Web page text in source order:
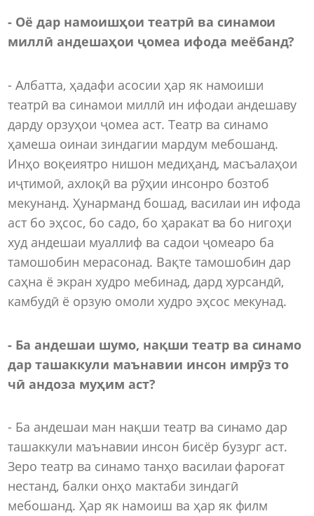
- Оё дар намоишҳои театрӣ ва синамои
миллӣ андешаҳои ҷомеа ифода меёбанд?
- Албатта, ҳадафи асосии ҳар як намоиши
театрӣ ва синамои миллӣ ин ифодаи андешаву
дарду орзуҳои ҷомеа аст. Театр ва синамо
ҳамеша оинаи зиндагии мардум мебошанд.
Инҳо воқеиятро нишон медиҳанд, масъалаҳои
иҷтимоӣ, ахлоқӣ ва рӯҳии инсонро бозтоб
мекунанд. Ҳунарманд бошад, василаи ин ифода
аст бо эҳсос, бо садо, бо ҳаракат ва бо нигоҳи
худ андешаи муаллиф ва садои ҷомеаро ба
тамошобин мерасонад. Вақте тамошобин дар
саҳна ё экран худро мебинад, дард хурсандӣ,
камбудӣ ё орзую омоли худро эҳсос мекунад.
- Ба андешаи шумо, нақши театр ва синамо
дар ташаккули маънавии инсон имрӯз то
чӣ андоза муҳим аст?
- Ба андешаи ман нақши театр ва синамо дар
ташаккули маънавии инсон бисёр бузург аст.
Зеро театр ва синамо танҳо василаи фароғат
нестанд, балки онҳо мактаби зиндагӣ
мебошанд. Ҳар як намоиш ва ҳар як филм